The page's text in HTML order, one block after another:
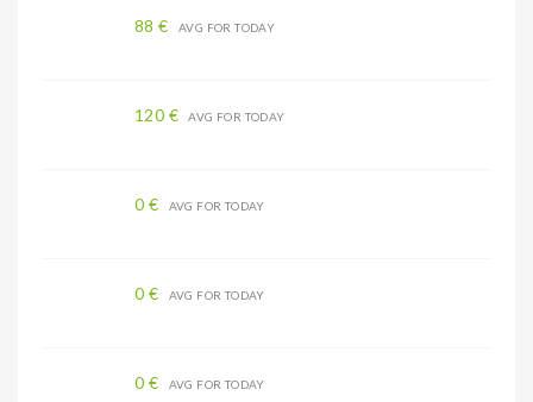
88 € AVG FOR TODAY
120 € AVG FOR TODAY
0 € AVG FOR TODAY
0 € AVG FOR TODAY
0 € AVG FOR TODAY